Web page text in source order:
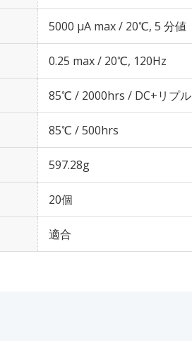
5000 μA max / 20℃, 5 分値
0.25 max / 20℃, 120Hz
85℃ / 2000hrs / DC+リプル
85℃ / 500hrs
597.28g
20個
適合